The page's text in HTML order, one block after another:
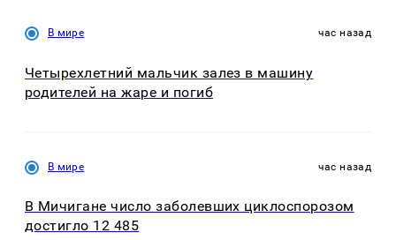
В мире час назад
Четырехлетний мальчик залез в машину
родителей на жаре и погиб
В мире час назад
В Мичигане число заболевших циклоспорозом
достигло 12 485